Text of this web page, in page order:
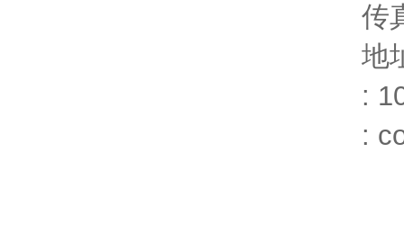
传
地
:
: